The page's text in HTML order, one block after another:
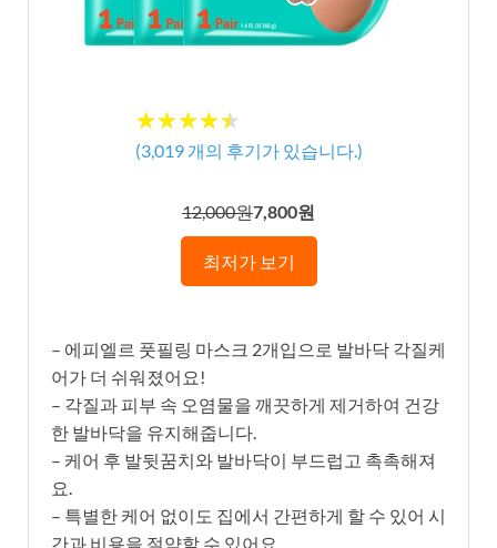
★★★★★
★★★★★
(3,019개의 후기가 있습니다.)
12,000원7,800원
최저가 보기
– 에피엘르 풋필링 마스크 2개입으로 발바닥 각질케
어가 더 쉬워졌어요!
– 각질과 피부 속 오염물을 깨끗하게 제거하여 건강
한 발바닥을 유지해줍니다.
– 케어 후 발뒷꿈치와 발바닥이 부드럽고 촉촉해져
요.
– 특별한 케어 없이도 집에서 간편하게 할 수 있어 시
간과 비용을 절약할 수 있어요.